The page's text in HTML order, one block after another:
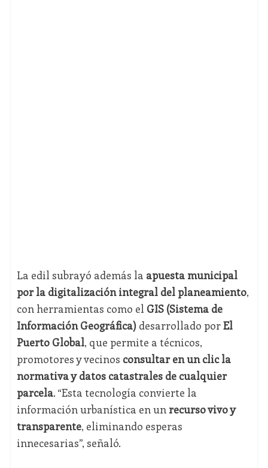
La edil subrayó además la apuesta municipal
por la digitalización integral del planeamiento,
con herramientas como el GIS (Sistema de
Información Geográfica)desarrollado porEl
Puerto Global, que permite a técnicos,
promotores y vecinos consultar en un clic la
normativa y datos catastrales de cualquier
parcela. “Esta tecnología convierte la
información urbanística en un recurso vivo y
transparente, eliminando esperas
innecesarias”, señaló.